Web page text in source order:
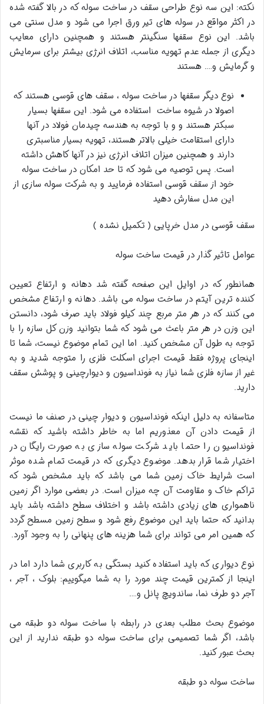
نکته: این سه نوع طراحی سقف در ساخت سوله که در بالا گفته شده
در اکثر مواقع در سوله های تیر ورق اجرا می شود و مدل سنتی می
باشد. این نوع سقفها سنگینتر هستند و همچنین دارای معایب
دیگری از جمله عدم تهویه مناسب، اتلاف انرژی بیشتر برای سرمایش
و گرمایش و…. هستند
نوع دیگر سقفها در ساخت سوله ، سقف های قوسی هستند که
اصولا در شیوه ساخت استفاده می شود. این سقفها بسیار
سبکتر هستند و و با توجه به هندسه چیدمان فولاد در آنها
دارای استقامت خیلی بالاتر هستند، تهویه بسیار مناسبتری
دارند و همچنین میزان اتلاف انرژی نیز در آنها کاهش داشته
است. پس توصیه می شود که تا حد امکان در ساخت سوله
خود از سقف قوسی استفاده فرمایید و به شرکت سوله سازی از
این مدل سفارش دهید
سقف قوسی در مدل خرپایی ( تکمیل نشده )
عوامل تاثیر گذار در قیمت ساخت سوله
همانطور که در اوایل این صفحه گفته شد دهانه و ارتفاع تعیین
کننده ترین آیتم در ساخت سوله می باشد. دهانه و ارتفاع مشخص
می کنند که در هر متر مربع چند کیلو فولاد باید صرف شود، دانستن
این وزن در هر متر باعث می شود که شما بتوانید وزن کل سازه را با
توجه به طول آن مشخص کنید. اما این تمام موضوع نیست، شما تا
اینجای پروژه فقط قیمت اجرای اسکلت فلزی را متوجه شدید و به
غیر از سازه فلزی شما نیاز به فونداسیون و دیوارچینی و پوشش سقف
دارید.
متاسفانه به دلیل اینکه فونداسیون و دیوار چینی در صنف ما نیست
از قیمت دادن آن معذوریم اما به خاطر داشته باشید که نقشه
فونداسیون را حتما باید شرکت سوله سازی به صورت رایگان در
اختیار شما قرار بدهد. موضوع دیگری که در قیمت تمام شده موثر
است شرایط خاک زمین شما می باشد که باید مشخص شود که
تراکم خاک و مقاومت آن چه میزان است. در بعضی موارد اگر زمین
ناهمواری های زیادی داشته باشد و اختلاف سطح داشته باشد باید
بدانید که حتما باید این موضوع رفع شود و سطح زمین مسطح گردد
که همین امر می تواند برای شما هزینه های پنهانی را به وجود آورد.
نوع دیواری که باید استفاده کنید بستگی به کاربری شما دارد اما در
اینجا از کمترین قیمت چند مورد را به شما میگوییم: بلوک ، آجر ،
آجر دو طرف نما، ساندویچ پانل و….
موضوع بحث مطلب بعدی در رابطه با ساخت سوله دو طبقه می
باشد، اگر شما تصمیمی برای ساخت سوله دو طبقه ندارید از این
بحث عبور کنید.
ساخت سوله دو طبقه